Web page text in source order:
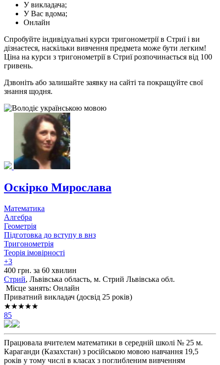
У викладача;
У Вас вдома;
Онлайн
Спробуйте індивідуальні курси тригонометрії в Стриї і ви
дізнаєтеся, наскільки вивчення предмета може бути легким!
Ціна на курси з тригонометрії в Стриї розпочинається від 100
гривень.
Дзвоніть або залишайте заявку на сайті та покращуйте свої
знання щодня.
Оскірко Мирослава
Математика
Алгебра
Геометрія
Підготовка до вступу в внз
Тригонометрія
Теорія імовірності
+3
400 грн. за 60 хвилин
Стрий, Львiвська область, м. Стрий Львівська обл.
Місце занять: Онлайн
Приватний викладач (досвід 25 років)
★★★★★
85
Працювала вчителем математики в середній школі № 25 м.
Караганди (Казахстан) з російською мовою навчання 19,5
років у тому числі в класах з поглибленим вивченням